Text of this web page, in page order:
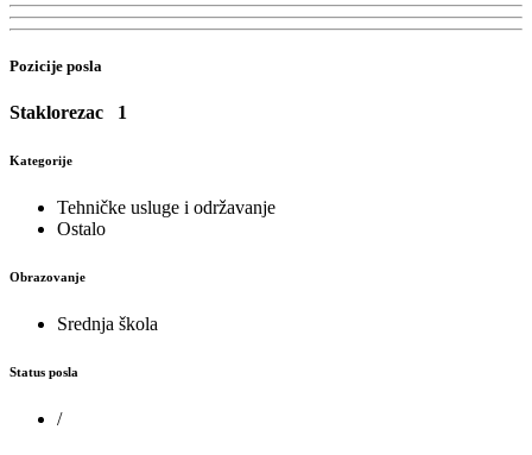
Pozicije posla
Staklorezac 1
Kategorije
Tehničke usluge i održavanje
Ostalo
Obrazovanje
Srednja škola
Status posla
/